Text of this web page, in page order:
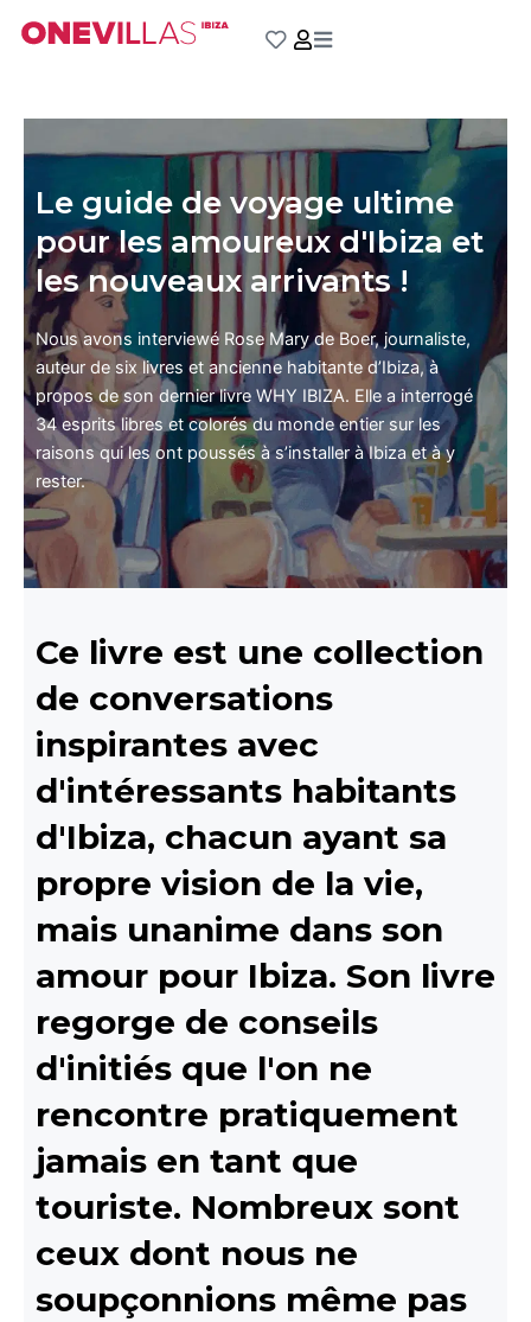
Le guide de voyage ultime
pour les amoureux d'Ibiza et
les nouveaux arrivants !
Nous avons interviewé Rose Mary de Boer, journaliste,
auteur de six livres et ancienne habitante d’Ibiza, à
propos de son dernier livre WHY IBIZA. Elle a interrogé
34 esprits libres et colorés du monde entier sur les
raisons qui les ont poussés à s’installer à Ibiza et à y
rester.
Ce livre est une collection
de conversations
inspirantes avec
d'intéressants habitants
d'Ibiza, chacun ayant sa
propre vision de la vie,
mais unanime dans son
amour pour Ibiza. Son livre
regorge de conseils
d'initiés que l'on ne
rencontre pratiquement
jamais en tant que
touriste. Nombreux sont
ceux dont nous ne
soupçonnions même pas